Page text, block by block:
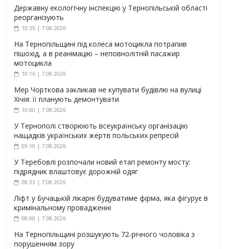
Державну екологічну інспекцію у Тернопільській області
реорганізують
10:55 | 7.08.2026
На Тернопільщині під колеса мотоцикла потрапив
пішохід, а в реанімацію – неповнолітній пасажир
мотоцикла
10:16 | 7.08.2026
Мер Чорткова закликав не купувати будівлю на вулиці
Хічія: її планують демонтувати
10:00 | 7.08.2026
У Тернополі створюють всеукраїнську організацію
нащадків українських жертв польських репресій
09:10 | 7.08.2026
У Теребовлі розпочали новий етап ремонту мосту:
підрядник влаштовує дорожній одяг
08:33 | 7.08.2026
Ліфт у Бучацькій лікарні будуватиме фірма, яка фігурує в
кримінальному провадженні
08:00 | 7.08.2026
На Тернопільщині розшукують 72-річного чоловіка з
порушенням зору